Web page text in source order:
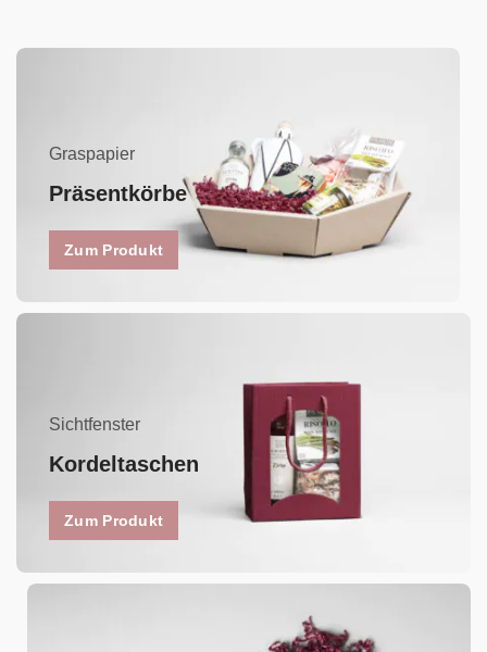
Graspapier
Präsentkörbe
Zum Produkt
Sichtfenster
Kordeltaschen
Zum Produkt